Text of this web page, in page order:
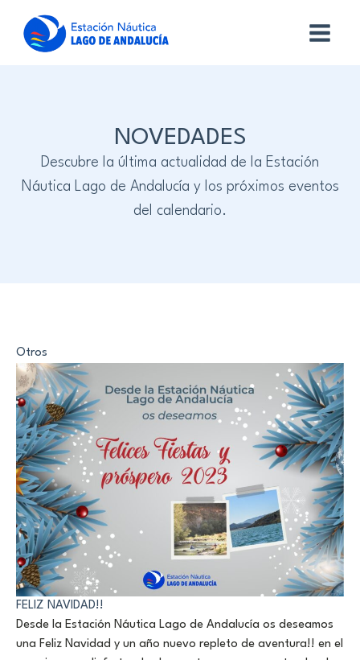
NOVEDADES
Descubre la última actualidad de la Estación
Náutica Lago de Andalucía y los próximos eventos
del calendario.
Otros
FELIZ NAVIDAD!!
Desde la Estación Náutica Lago de Andalucía os deseamos
una Feliz Navidad y un año nuevo repleto de aventura!! en el